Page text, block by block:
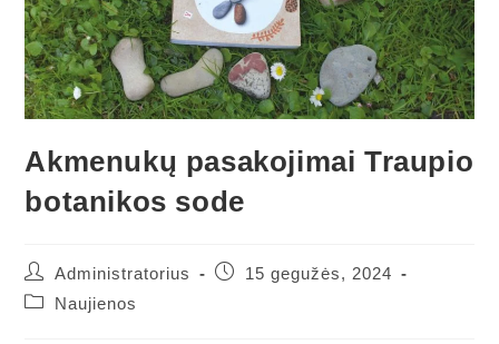
Akmenukų pasakojimai Traupio
botanikos sode
Administratorius
15 gegužės, 2024
Naujienos